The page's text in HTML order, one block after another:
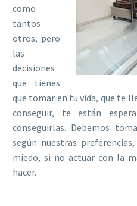
como
tantos
otros, pero
las
decisiones
que tienes
que tomar en tu vida, que te
conseguir, te están
conseguirlas. Debemos
según nuestras
miedo, si no actuar con la
hacer.